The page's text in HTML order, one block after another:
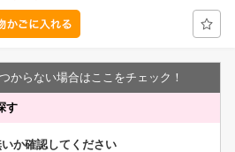
からない場合はここをチェック！
す
か確認してください